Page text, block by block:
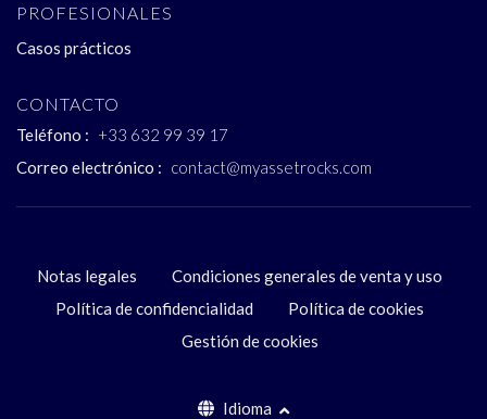
PROFESIONALES
Casos prácticos
CONTACTO
Teléfono : +33 632 99 39 17
Correo electrónico : contact@myassetrocks.com
Notas legales
Condiciones generales de venta y uso
Política de confidencialidad
Política de cookies
Gestión de cookies
Idioma